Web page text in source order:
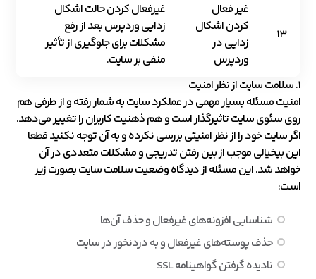
13
غیر فعال
کردن اشکال
زدایی در
وردپرس
غیرفعال کردن حالت اشکال
زدایی وردپرس بعد از رفع
مشکلات برای جلوگیری از تأثیر
منفی بر سایت.
1. سلامت سایت از نظر امنیت
امنیت مسئله بسیار مهمی در عملکرد سایت به شمار رفته و از طرفی هم
روی سئوی سایت تاثیرگذار است و هم ذهنیت کاربران را تغییر می‌دهد.
اگر سایت خود را از نظر امنیتی بررسی نکرده و به آن توجه نکنید قطعا
این بیخیالی موجب از بین رفتن تدریجی و مشکلات متعددی در آن
خواهد شد. این مسئله از دیدگاه وضعیت سلامت سایت بصورت زیر
است:
شناسایی افزونه‌های غیرفعال و حذف آن‌ها
حذف پوسته‌های غیرفعال و به دردنخور در سایت
نادیده گرفتن گواهینامه SSL